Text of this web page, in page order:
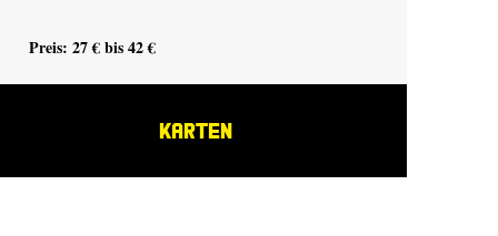
Preis: 27 € bis 42 €
KARTEN